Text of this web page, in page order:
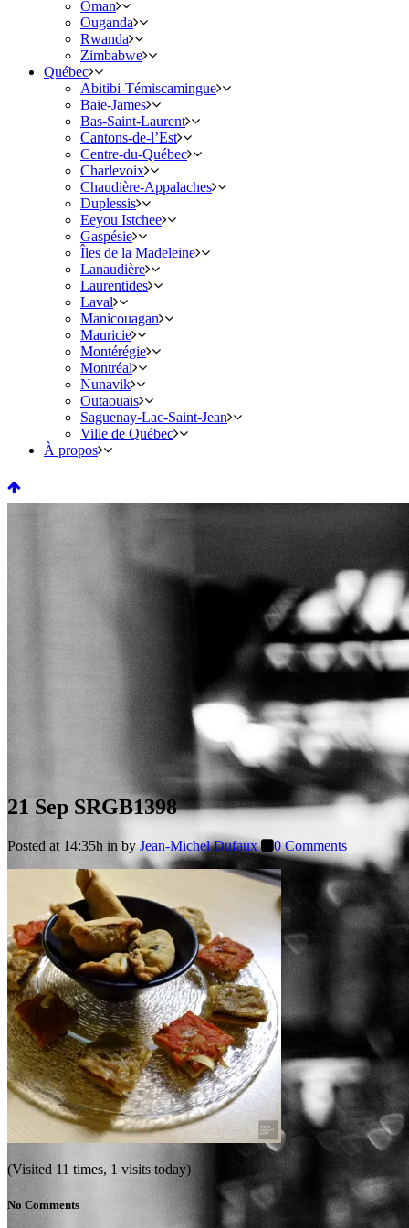
Oman
Ouganda
Rwanda
Zimbabwe
Québec
Abitibi-Témiscamingue
Baie-James
Bas-Saint-Laurent
Cantons-de-l’Est
Centre-du-Québec
Charlevoix
Chaudière-Appalaches
Duplessis
Eeyou Istchee
Gaspésie
Îles de la Madeleine
Lanaudière
Laurentides
Laval
Manicouagan
Mauricie
Montérégie
Montréal
Nunavik
Outaouais
Saguenay-Lac-Saint-Jean
Ville de Québec
À propos
21 Sep SRGB1398
Posted at 14:35h in by Jean-Michel Dufaux 0 Comments
(Visited 11 times, 1 visits today)
No Comments